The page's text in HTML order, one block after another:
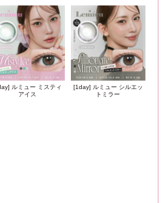
ルミュー ミスティ
アイス
[1day] ルミュー シルエッ
トミラー